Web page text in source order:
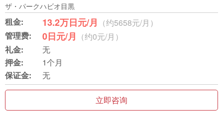
ザ・パークハビオ目黒
租金: 13.2万日元/月 （约5658元/月）
管理费:
0日元/月 （约0元/月）
礼金:
无
押金:
1个月
保证金:
无
立即咨询